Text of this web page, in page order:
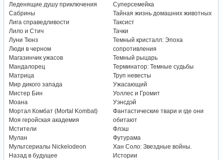
Леденящие душу приключения
Сабрины
Лига справедливости
Лило и Стич
Луни Тюнз
Люди в черном
Магазинчик ужасов
Мандалорец
Матрица
Мир дикого запада
Мистер Бин
Моана
Мортал Комбат (Mortal Kombat)
Моя геройская академия
Мстители
Мулан
Мультсериалы Nickelodeon
Назад в будущее
Суперсемейка
Тайная жизнь домашних животных
Таксист
Тачки
Темный кристалл: Эпоха
сопротивления
Темный рыцарь
Терминатор: Темные судьбы
Труп невесты
Ужасающий
Уоллес и Громит
Уэнсдэй
Фантастические твари и где они
обитают
Флэш
Футурама
Хан Соло: Звездные войны.
Истории